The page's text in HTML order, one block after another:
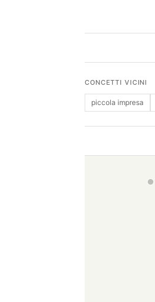
CONCETTI VICINI
piccola impresa